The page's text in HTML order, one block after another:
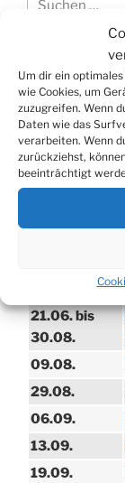
Um dir ein
wie Cookies, um
zuzugreifen. Wenn
Daten wie das
verarbeiten. Wenn
zurückziehst,
beeinträchtigt
WERBUNG
TERMINE
21.06. bis
30.08.
09.08.
29.08.
06.09.
13.09.
19.09.